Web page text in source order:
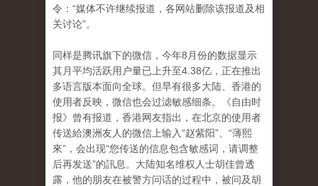
令：“媒体不许继续报道，各网站删除该报道及相
关讨论”。
同样是腾讯旗下的微信，今年8月份的数据显示
其月平均活跃用户量已上升至4.38亿，正在推出
多语言版本面向全球。但早有很多大陆、香港的
使用者反映，微信也会过滤敏感细条。《自由时
报》曾有报道，香港网友指出，在北京的使用者
传送給澳洲友人的微信上输入“赵紫阳”、“薄熙
來”，会出现“您传送的信息包含敏感词，请调整
后再发送”的訊息。大陆知名维权人士胡佳曾透
露，他的朋友在被警方问话的过程中，被问及胡